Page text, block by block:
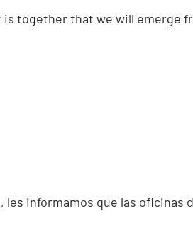
together that we will emerge
informamos que las oficinas